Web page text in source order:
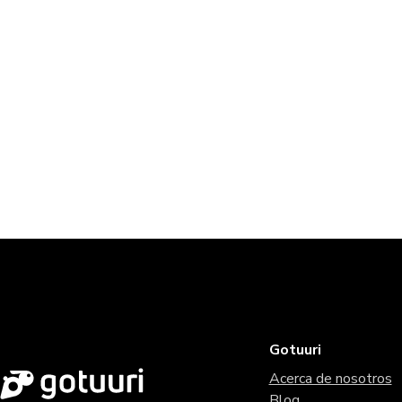
Gotuuri
Acerca de nosotros